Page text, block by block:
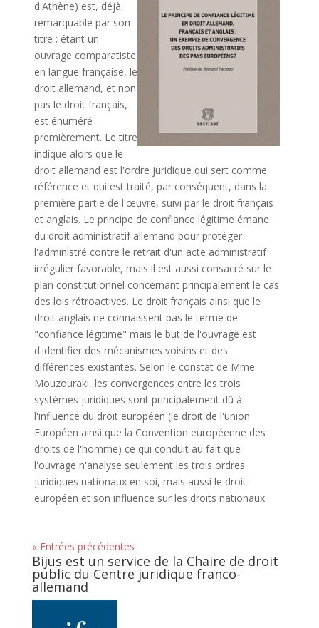
d'Athène) est, déjà,
remarquable par son
titre : étant un
ouvrage comparatiste
en langue française, le
droit allemand, et non
pas le droit français,
est énuméré
premièrement. Le titre
indique alors que le
droit allemand est l'ordre juridique qui sert comme
référence et qui est traité, par conséquent, dans la
première partie de l'œuvre, suivi par le droit français
et anglais. Le principe de confiance légitime émane
du droit administratif allemand pour protéger
l'administré contre le retrait d'un acte administratif
irrégulier favorable, mais il est aussi consacré sur le
plan constitutionnel concernant principalement le cas
des lois rétroactives. Le droit français ainsi que le
droit anglais ne connaissent pas le terme de
"confiance légitime" mais le but de l'ouvrage est
d'identifier des mécanismes voisins et des
différences existantes. Selon le constat de Mme
Mouzouraki, les convergences entre les trois
systèmes juridiques sont principalement dû à
l'influence du droit européen (le droit de l'union
Européen ainsi que la Convention européenne des
droits de l'homme) ce qui conduit au fait que
l'ouvrage n'analyse seulement les trois ordres
juridiques nationaux en soi, mais aussi le droit
européen et son influence sur les droits nationaux.
« Entrées précédentes
Bijus est un service de la Chaire de droit
public du Centre juridique franco-
allemand